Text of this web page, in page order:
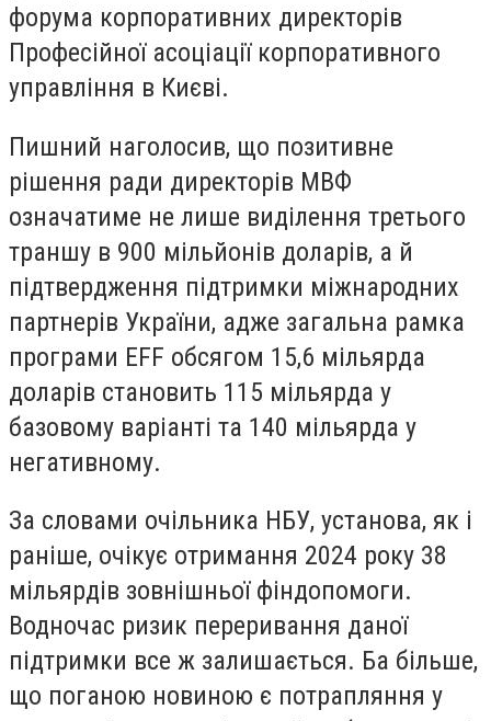
форума корпоративних директорів
Професійної асоціації корпоративного
управління в Києві.
Пишний наголосив, що позитивне
рішення ради директорів МВФ
означатиме не лише виділення третього
траншу в 900 мільйонів доларів, а й
підтвердження підтримки міжнародних
партнерів України, адже загальна рамка
програми EFF обсягом 15,6 мільярда
доларів становить 115 мільярда у
базовому варіанті та 140 мільярда у
негативному.
За словами очільника НБУ, установа, як і
раніше, очікує отримання 2024 року 38
мільярдів зовнішньої фіндопомоги.
Водночас ризик переривання даної
підтримки все ж залишається. Ба більше,
що поганою новиною є потрапляння у